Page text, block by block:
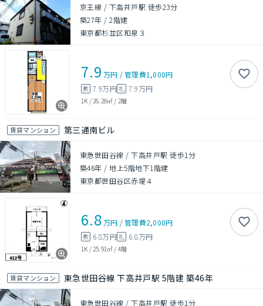
京王線 / 下高井戸駅 徒歩23分
築27年 /2階建
東京都杉並区和泉３
7.9 万円 /管理費1,000円
敷 7.9万円礼 7.9万円
1K / 26.28㎡ / 2階
賃貸マンション 第三通南ビル
東急世田谷線 / 下高井戸駅 徒歩1分
築46年 /地上5階地下1階建
東京都世田谷区赤堤４
6.8万円 /管理費2,000円
敷 6.8万円礼 6.8万円
1K / 25.91㎡ / 4階
賃貸マンション 東急世田谷線 下高井戸駅 5階建 築46年
東急世田谷線 / 下高井戸駅 徒歩1分